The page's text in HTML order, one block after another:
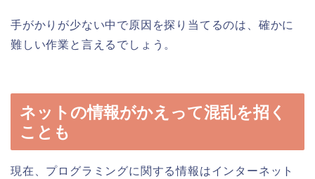
手がかりが少ない中で原因を探り当てるのは、確かに
難しい作業と言えるでしょう。
ネットの情報がかえって混乱を招く
ことも
現在、プログラミングに関する情報はインターネット